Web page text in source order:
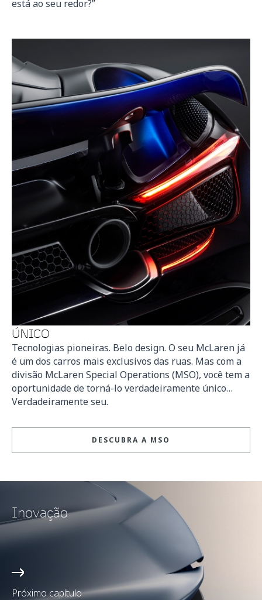
está ao seu redor?”
ÚNICO
Tecnologias pioneiras. Belo design. O seu McLaren já
é um dos carros mais exclusivos das ruas. Mas com a
divisão McLaren Special Operations (MSO), você tem a
oportunidade de torná-lo verdadeiramente único…
Verdadeiramente seu.
DESCUBRA A MSO
Próximo capítulo
Inovação